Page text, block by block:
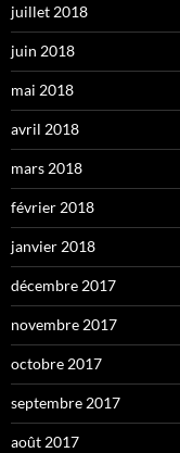
juillet 2018
juin 2018
mai 2018
avril 2018
mars 2018
février 2018
janvier 2018
décembre 2017
novembre 2017
octobre 2017
septembre 2017
août 2017